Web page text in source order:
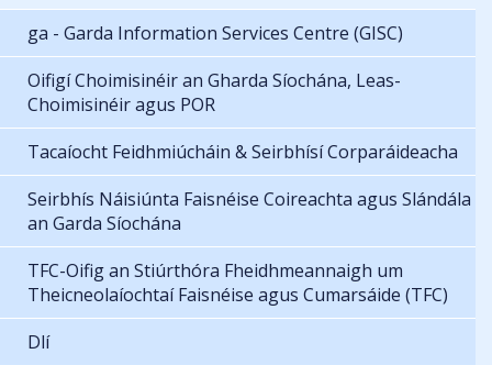
ga - Garda Information Services Centre (GISC)
Oifigí Choimisinéir an Gharda Síochána, Leas-
Choimisinéir agus POR
Tacaíocht Feidhmiúcháin & Seirbhísí Corparáideacha
Seirbhís Náisiúnta Faisnéise Coireachta agus Slándála
an Garda Síochána
TFC-Oifig an Stiúrthóra Fheidhmeannaigh um
Theicneolaíochtaí Faisnéise agus Cumarsáide (TFC)
Dlí